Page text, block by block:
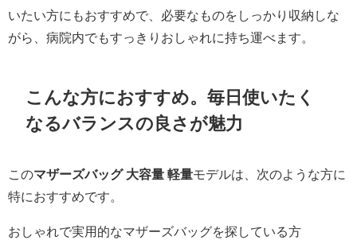
いたい方にもおすすめで、必要なものをしっかり収納しな
がら、病院内でもすっきりおしゃれに持ち運べます。
こんな方におすすめ。毎日使いたく
なるバランスの良さが魅力
このマザーズバッグ 大容量 軽量モデルは、次のような方に
特におすすめです。
おしゃれで実用的なマザーズバッグを探している方